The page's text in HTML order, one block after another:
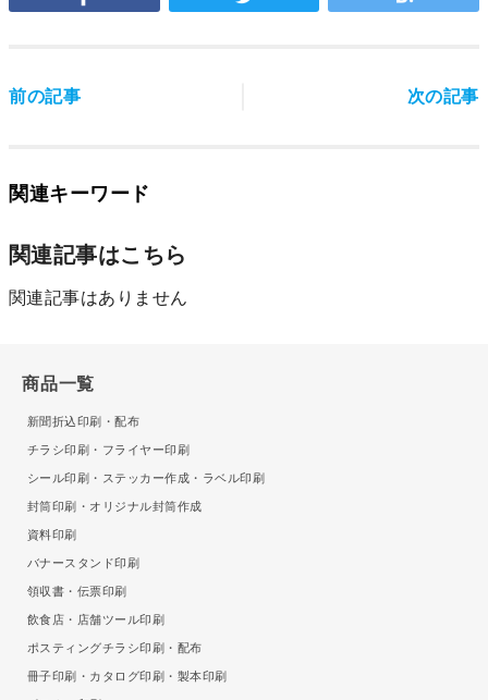
前の記事 次の記事
関連キーワード
関連記事はこちら
関連記事はありません
商品一覧
新聞折込印刷・配布
チラシ印刷・フライヤー印刷
シール印刷・ステッカー作成・ラベル印刷
封筒印刷・オリジナル封筒作成
資料印刷
バナースタンド印刷
領収書・伝票印刷
飲食店・店舗ツール印刷
ポスティングチラシ印刷・配布
冊子印刷・カタログ印刷・製本印刷